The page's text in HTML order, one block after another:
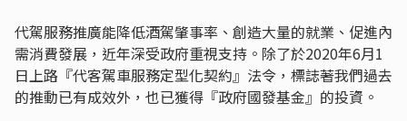
代駕服務推廣能降低酒駕肇事率、創造大量的就業、促進內
需消費發展，近年深受政府重視支持。除了於2020年6月1
日上路『代客駕車服務定型化契約』法令，標誌著我們過去
的推動已有成效外，也已獲得『政府國發基金』的投資。